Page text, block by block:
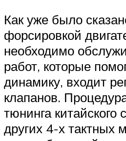
Как уже было
форсировкой
необходимо
работ, которые
динамику, входит
клапанов.
тюнинга китайского
других 4-х тактных